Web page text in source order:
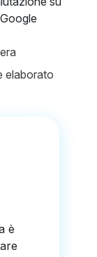
elaborato